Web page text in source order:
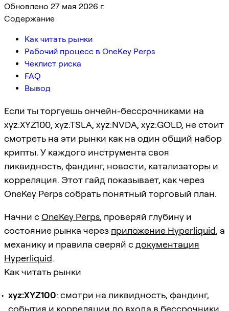
Обновлено 27 мая 2026 г.
Содержание
Как читать рынки
Рабочий процесс в OneKey Perps
Чеклист риска
FAQ
Вывод
Если ты торгуешь ончейн-бессрочниками на
xyz:XYZ100, xyz:TSLA, xyz:NVDA, xyz:GOLD, не стоит
смотреть на эти рынки как на один общий набор
крипты. У каждого инструмента своя
ликвидность, фандинг, новости, катализаторы и
корреляция. Этот гайд показывает, как через
OneKey Perps собрать понятный торговый план.
Начни сOneKey Perps, проверяй глубину и
состояние рынка через приложение Hyperliquid, а
механику и правила сверяй сдокументация
Hyperliquid.
Как читать рынки
xyz:XYZ100: смотри на ликвидность, фандинг,
события и корреляции до входа в бессрочники.